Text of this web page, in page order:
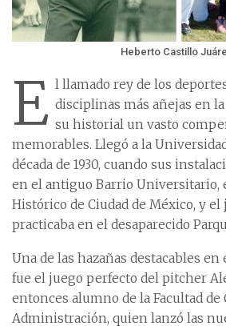
Heberto Castillo
E l llamado rey de los
disciplinas más añejas en
su historial un vasto
memorables. Llegó a la
década de 1930, cuando sus
en el antiguo Barrio Universitario,
Histórico de Ciudad de México, y el
practicaba en el desaparecido
Una de las hazañas destacables
fue el juego perfecto del pitcher
entonces alumno de la Facultad de
Administración, quien lanzó las